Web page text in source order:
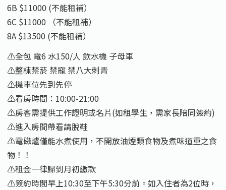
6B $11000 (不能租補）
6C $11000 （不能租補）
8A $13500 (不能租補）
⚠️全包 電6 水150/人 飲水機 子母車
⚠️整棟禁菸 禁寵 禁八大刺青
⚠️機車位先到先停
⚠️看房時間：10:00-21:00
⚠️房客需提供工作證明或名片(如租學生，需家長陪同簽約)
⚠️進入房間帶看請脫鞋
⚠️電磁爐僅能水煮使用，不開放油煙類食物及煮味道重之食
物！！
⚠️租金一律歸到月初繳款
⚠️簽約時間早上10:30至下午5:30分前。如入住者為2位時，